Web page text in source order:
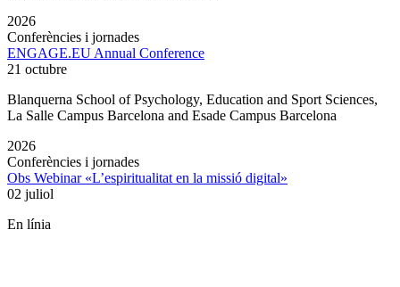
2026
Conferències i jornades
ENGAGE.EU Annual Conference
21 octubre
Blanquerna School of Psychology, Education and Sport Sciences,
La Salle Campus Barcelona and Esade Campus Barcelona
2026
Conferències i jornades
Obs Webinar «L’espiritualitat en la missió digital»
02 juliol
En línia